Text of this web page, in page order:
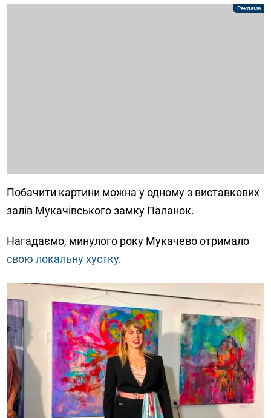
Побачити картини можна у одному з виставкових
залів Мукачівського замку Паланок.
Нагадаємо, минулого року Мукачево отримало
свою локальну хустку.